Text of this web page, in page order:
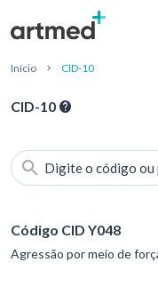
Início CID-10
CID-10
Digite o código ou
Código CID Y048
Agressão por meio de